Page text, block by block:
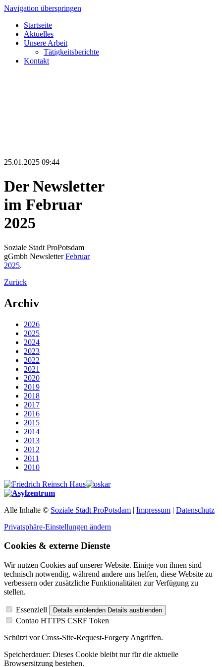
Navigation überspringen
Startseite
Aktuelles
Unsere Arbeit
Tätigkeitsberichte
Kontakt
25.01.2025 09:44
Der Newsletter
im Februar
2025
Soziale Stadt ProPotsdam
gGmbh NewsletterFebruar
2025.
Zurück
Archiv
2026
2025
2024
2023
2022
2021
2020
2019
2018
2017
2016
2015
2014
2013
2012
2011
2010
Alle Inhalte © Soziale Stadt ProPotsdam | Impressum | Datenschutz
Privatsphäre-Einstellungen ändern
Cookies & externe Dienste
Wir nutzen Cookies auf unserer Website. Einige von ihnen sind
technisch notwendig, während andere uns helfen, diese Website zu
verbessern oder zusätzliche Funktionalitäten zur Verfügung zu
stellen.
Essenziell Details einblenden Details ausblenden
Contao HTTPS CSRF Token
Schützt vor Cross-Site-Request-Forgery Angriffen.
Speicherdauer: Dieses Cookie bleibt nur für die aktuelle
Browsersitzung bestehen.